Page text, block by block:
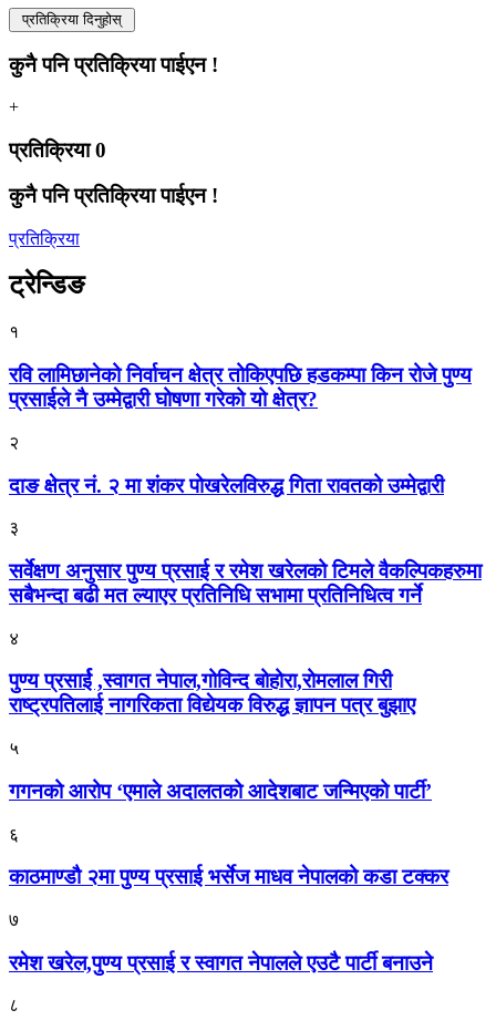
कुनै पनि प्रतिक्रिया पाईएन !
+
प्रतिक्रिया0
कुनै पनि प्रतिक्रिया पाईएन !
प्रतिक्रिया
ट्रेन्डिङ
१
रवि लामिछानेको निर्वाचन क्षेत्र तोकिएपछि हडकम्पा किन रोजे पुण्य
प्रसाईले नै उम्मेद्वारी घोषणा गरेको यो क्षेत्र?
२
दाङ क्षेत्र नं. २ मा शंकर पोखरेलविरुद्ध गिता रावतको उम्मेद्वारी
३
सर्वेक्षण अनुसार पुण्य प्रसाई र रमेश खरेलको टिमले वैकल्पिकहरुमा
सबैभन्दा बढी मत ल्याएर प्रतिनिधि सभामा प्रतिनिधित्व गर्ने
४
पुण्य प्रसार्ई ,स्वागत नेपाल,गोविन्द बोहोरा,रोमलाल गिरी
राष्ट्रपतिलाई नागरिकता विद्येयक विरुद्ध ज्ञापन पत्र बुझाए
५
गगनको आरोप ‘एमाले अदालतको आदेशबाट जन्मिएको पार्टी’
६
काठमाण्डौ २मा पुण्य प्रसाई भर्सेज माधव नेपालको कडा टक्कर
७
रमेश खरेल,पुण्य प्रसाई र स्वागत नेपालले एउटै पार्टी बनाउने
८